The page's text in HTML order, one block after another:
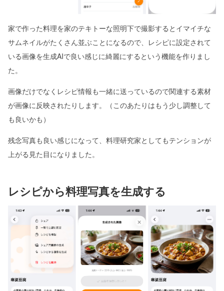
家で作った料理を家のテキトーな照明下で撮影するとイマイチな
サムネイルがたくさん並ぶことになるので、レシピに設定されて
いる画像を生成AIで良い感じに綺麗にするという機能を作りまし
た。
画像だけでなくレシピ情報も一緒に送っているので関連する素材
が画像に反映されたりします。（このあたりはもう少し調整して
も良いかも）
残念写真も良い感じになって、料理研究家としてもテンションが
上がる見た目になりました。
レシピから料理写真を生成する